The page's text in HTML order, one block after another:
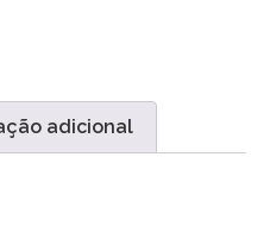
adicional